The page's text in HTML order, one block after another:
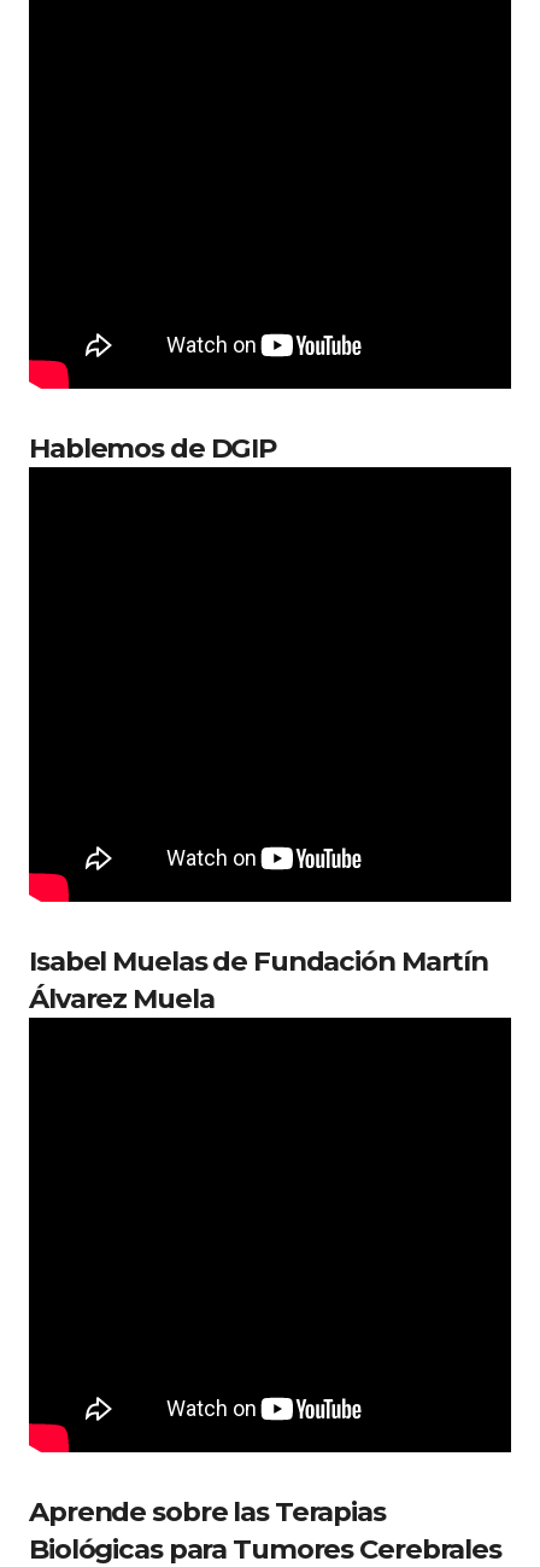
Hablemos de DGIP
Isabel Muelas de Fundación Martín
Álvarez Muela
Aprende sobre las Terapias
Biológicas para Tumores Cerebrales